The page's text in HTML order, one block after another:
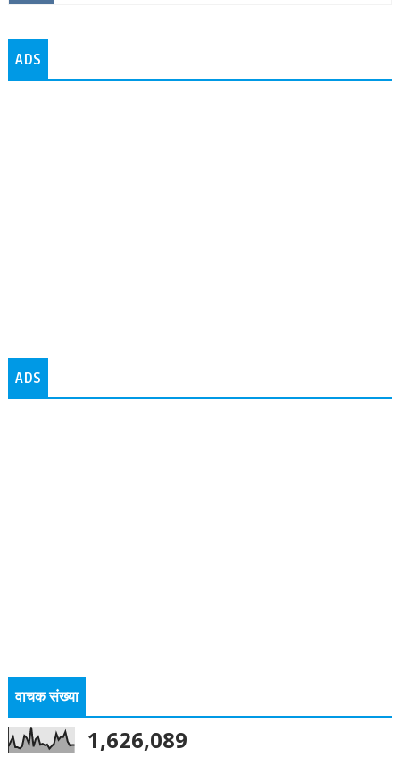
ADS
ADS
वाचक संख्या
1,626,089